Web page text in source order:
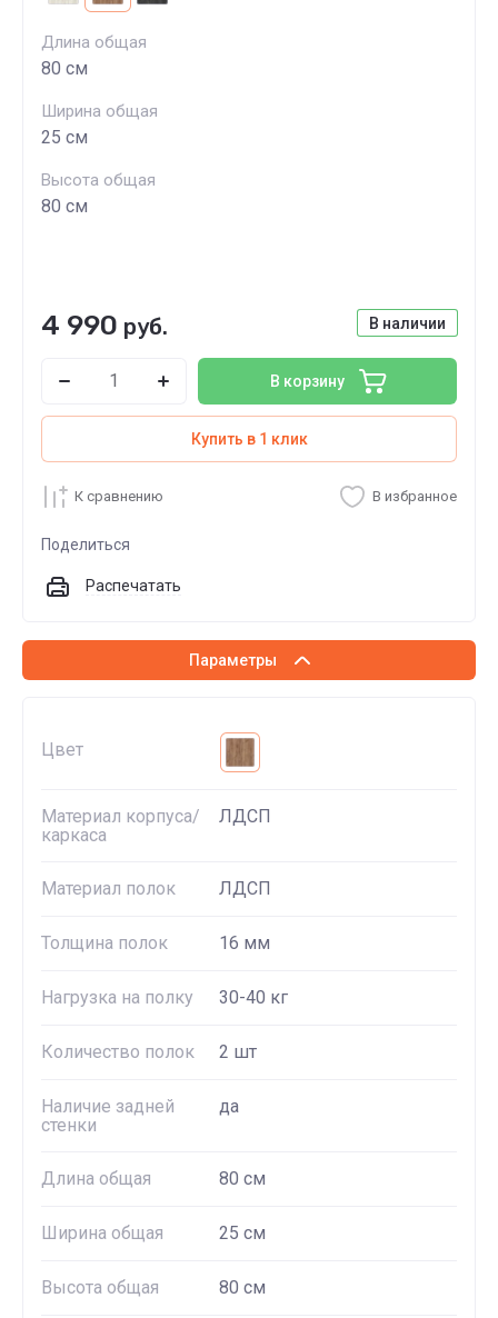
Длина общая
80 см
Ширина общая
25 см
Высота общая
80 см
В наличии
4 990 руб.
В корзину
Купить в 1 клик
К сравнению В избранное
Поделиться
Распечатать
Параметры
Цвет
Материал корпуса/
каркаса
ЛДСП
Материал полок ЛДСП
Толщина полок 16 мм
Нагрузка на полку 30-40 кг
Количество полок 2 шт
Наличие задней
стенки
да
Длина общая 80 см
Ширина общая 25 см
Высота общая 80 см